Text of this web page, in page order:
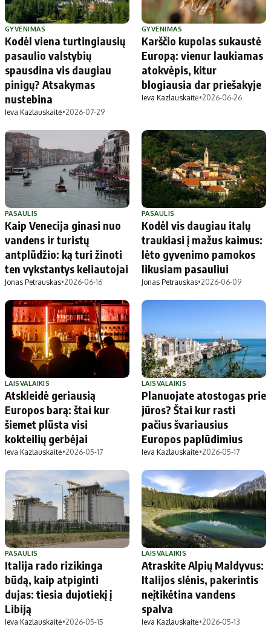
GYVENIMAS
Kodėl viena turtingiausių
pasaulio valstybių
spausdina vis daugiau
pinigų? Atsakymas
nustebina
Ieva Kazlauskaitė•2026-07-29
GYVENIMAS
Karščio kupolas sukaustė
Europą: vienur laukiamas
atokvėpis, kitur
blogiausia dar priešakyje
Ieva Kazlauskaitė•2026-06-26
PASAULIS
Kaip Venecija ginasi nuo
vandens ir turistų
antplūdžio: ką turi žinoti
ten vykstantys keliautojai
Jonas Petrauskas•2026-06-16
PASAULIS
Kodėl vis daugiau italų
traukiasi į mažus kaimus:
lėto gyvenimo pamokos
likusiam pasauliui
Jonas Petrauskas•2026-06-09
LAISVALAIKIS
Atskleidė geriausią
Europos barą: štai kur
šiemet plūsta visi
kokteilių gerbėjai
Ieva Kazlauskaitė•2026-05-17
LAISVALAIKIS
Planuojate atostogas prie
jūros? Štai kur rasti
pačius švariausius
Europos paplūdimius
Ieva Kazlauskaitė•2026-05-17
PASAULIS
Italija rado rizikinga
būdą, kaip atpiginti
dujas: tiesia dujotiekį į
Libiją
Ieva Kazlauskaitė•2026-05-15
LAISVALAIKIS
Atraskite Alpių Maldyvus:
Italijos slėnis, pakerintis
neįtikėtina vandens
spalva
Ieva Kazlauskaitė•2026-05-13